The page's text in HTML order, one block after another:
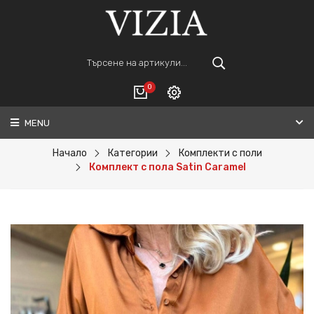
0
ВАШАТА КОЛИЧКА Е ПРАЗНА.
ПОРЪЧАЙ
Регистрация
MENU
Начало Категории
Комплекти с поли
Комплект с пола Satin Caramel